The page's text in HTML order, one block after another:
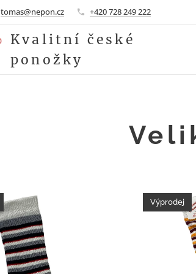
tomas@nepon.cz +420 728 249 222
Kvalitní české
ponožky
Výprodej